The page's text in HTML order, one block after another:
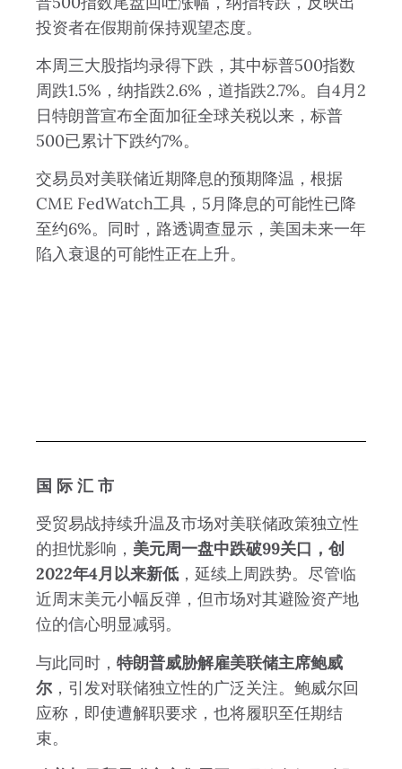
投资者在假期前保持观望态度。
本周三大股指均录得下跌，其中标普500指数
周跌1.5%，纳指跌2.6%，道指跌2.7%。自4月2
日特朗普宣布全面加征全球关税以来，标普
500已累计下跌约7%。
交易员对美联储近期降息的预期降温，根据
CME FedWatch工具，5月降息的可能性已降
至约6%。同时，路透调查显示，美国未来一年
陷入衰退的可能性正在上升。
国 际 汇 市
受贸易战持续升温及市场对美联储政策独立性
的担忧影响， 美元周一盘中跌破99关口，创
2022年4月以来新低 ，延续上周跌势。尽管临
近周末美元小幅反弹，但市场对其避险资产地
位的信心明显减弱。
与此同时， 特朗普威胁解雇美联储主席鲍威
尔 ，引发对联储独立性的广泛关注。鲍威尔回
应称，即使遭解职要求，也将履职至任期结
束。